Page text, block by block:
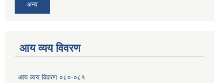
अन्य
आय व्यय विवरण
आय व्यय विवरण ०८०-०८१